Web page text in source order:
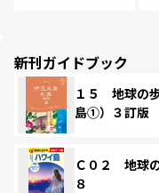
新刊ガイドブック
１５ 地球の
島①）３訂版
Ｃ０２ 地球
８